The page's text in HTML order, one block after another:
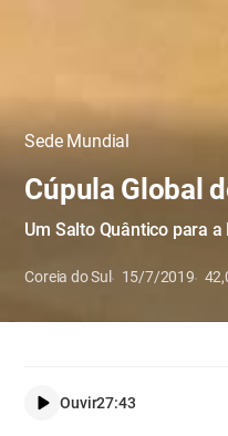
Sede Mundial
Cúpula Global
Um Salto Quântico para
Coreia do Sul 15/7/2019
Ouvir27:43